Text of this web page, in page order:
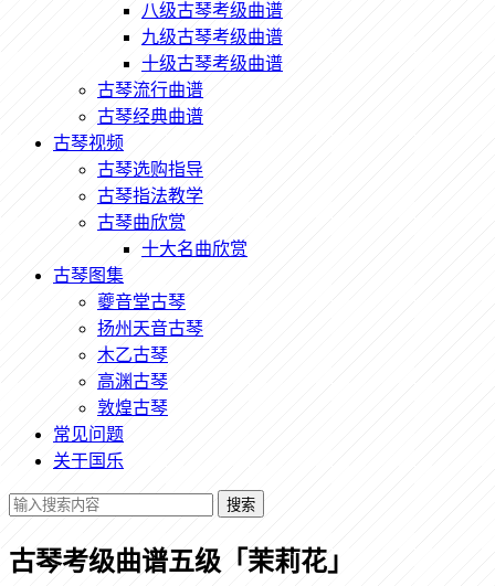
八级古琴考级曲谱
九级古琴考级曲谱
十级古琴考级曲谱
古琴流行曲谱
古琴经典曲谱
古琴视频
古琴选购指导
古琴指法教学
古琴曲欣赏
十大名曲欣赏
古琴图集
夔音堂古琴
扬州天音古琴
木乙古琴
高渊古琴
敦煌古琴
常见问题
关于国乐
搜索
古琴考级曲谱五级「茉莉花」